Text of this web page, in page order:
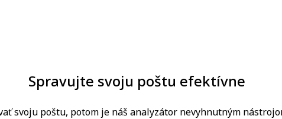
Spravujte svoju poštu efektívne
svoju poštu, potom je náš analyzátor nevyhnutným